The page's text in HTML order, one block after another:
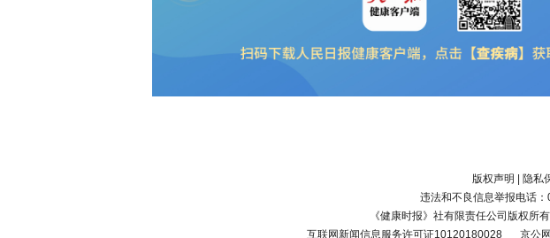
版权声明 隐私
违法和不良信息举报电话
《健康时报》社有限责任公司版权所有
互联网新闻信息服务许可证10120180028
京公